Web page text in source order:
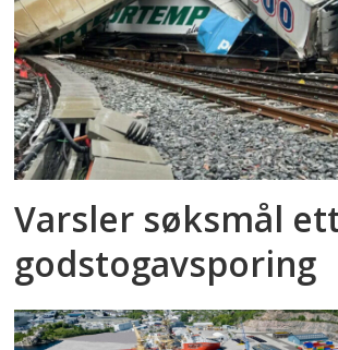
Varsler søksmål
godstog­avsporing